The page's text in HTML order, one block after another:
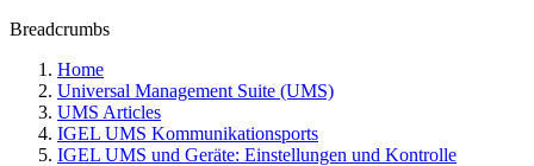
Breadcrumbs
Home
Universal Management Suite (UMS)
UMS Articles
IGEL UMS Kommunikationsports
IGEL UMS und Geräte: Einstellungen und Kontrolle